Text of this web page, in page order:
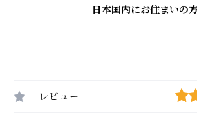
日本国内にお住まいの
レビュー